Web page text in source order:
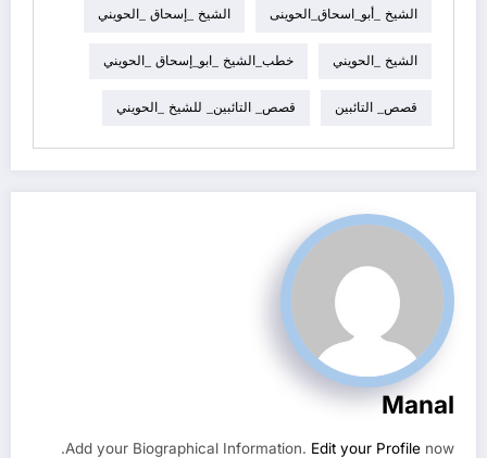
الشيخ _أبو_اسحاق_الحوينى الشيخ _إسحاق _الحويني
الشيخ _الحويني خطب_الشيخ _ابو_إسحاق _الحويني
قصص_ التائبين قصص_ التائبين_ للشيخ _الحويني
Manal
Add your Biographical Information. Edit your Profile now.